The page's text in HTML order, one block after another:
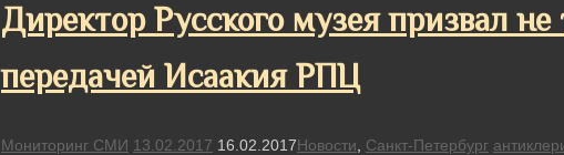
Директор Русского музея призвал не
передачей Исаакия РПЦ
Мониторинг СМИ 13.02.2017 16.02.2017Новости Санкт-Петербург